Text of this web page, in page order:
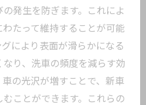
テナンスの注意点
ナンスとそのタイミング
のメンテナンス計画
コーティングを選ぶ際の
発生を防ぎます。これによ
たって維持することが可能
により表面が滑らかになる
り、洗車の頻度を減らす効
の光沢が増すことで、新車
ことができます。これらの